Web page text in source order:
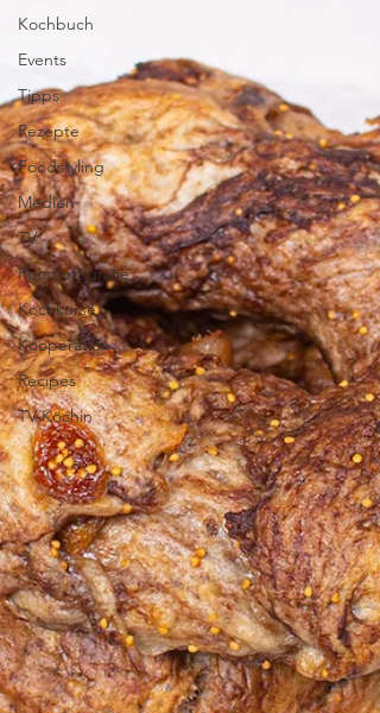
Kochbuch
Events
Tipps
Rezepte
Foodstyling
Medien
TV
Foodfotografie
Kochkurse
Kooperation
Recipes
TV-Köchin